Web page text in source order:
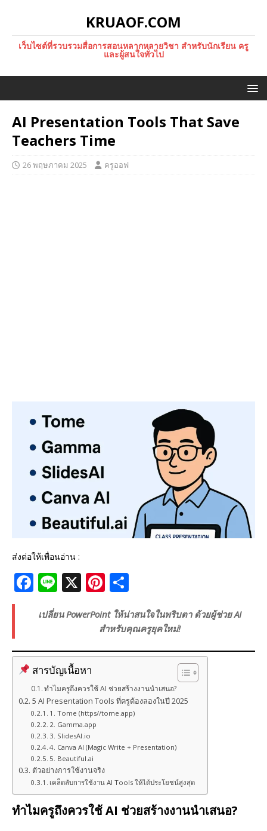
KRUAOF.COM
เว็บไซต์ที่รวบรวมสื่อการสอนหลากหลายวิชา สำหรับนักเรียน ครู
และผู้สนใจทั่วไป
AI Presentation Tools That Save
Teachers Time
26 พฤษภาคม 2025 ครูออฟ
ส่งต่อให้เพื่อนอ่าน :
F
c
b
o
o
k
Li
e
X Pi
te
r
e
ar
e
เปลี่ยน PowerPoint ให้น่าสนใจในพริบตา ด้วยผู้ช่วย AI
สำหรับคุณครูยุคใหม่!
สารบัญเนื้อหา
ทำไมครูถึงควรใช้ AI ช่วยสร้างงานนำเสนอ?
5 AI Presentation Tools ที่ครูต้องลองในปี 2025
1. Tome (https//tome.app)
2. Gamma.app
3. SlidesAI.io
4. Canva AI (Magic Write + Presentation)
5. Beautiful.ai
ตัวอย่างการใช้งานจริง
เคล็ดลับการใช้งาน AI Tools ให้ได้ประโยชน์สูงสุด
ทำไมครูถึงควรใช้ AI ช่วยสร้างงานนำเสนอ?